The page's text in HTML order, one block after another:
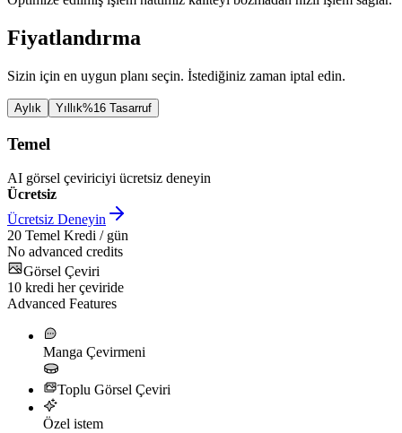
Fiyatlandırma
Sizin için en uygun planı seçin. İstediğiniz zaman iptal edin.
Aylık Yıllık%16 Tasarruf
Temel
AI görsel çeviriciyi ücretsiz deneyin
Ücretsiz
Ücretsiz Deneyin
20 Temel Kredi / gün
No advanced credits
Görsel Çeviri
10 kredi her çeviride
Advanced Features
Manga Çevirmeni
Toplu Görsel Çeviri
Özel istem